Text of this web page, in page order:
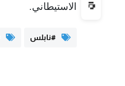
الاستيطاني.
#نابلس